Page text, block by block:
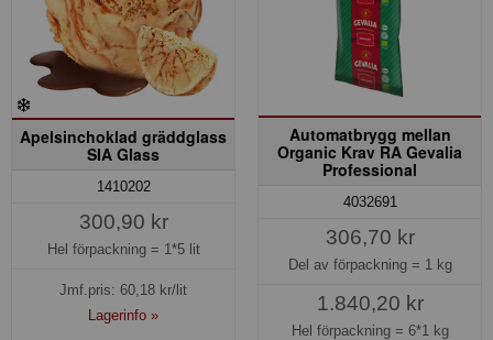
Apelsinchoklad gräddglass
SIA Glass
1410202
300,90 kr
Hel förpackning = 1*5 lit
Jmf.pris: 60,18 kr/lit
Lagerinfo »
Automatbrygg mellan
Organic Krav RA Gevalia
Professional
4032691
306,70 kr
Del av förpackning = 1 kg
1.840,20 kr
Hel förpackning = 6*1 kg